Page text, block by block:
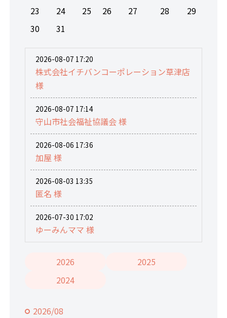
23
24 25 26 27 28
29
30
31
2026-08-07 17:20
株式会社イチバンコーポレーション草津店
様
2026-08-07 17:14
守山市社会福祉協議会 様
2026-08-06 17:36
加屋 様
2026-08-03 13:35
匿名 様
2026-07-30 17:02
ゆーみんママ 様
2026
2025
2024
2026/08